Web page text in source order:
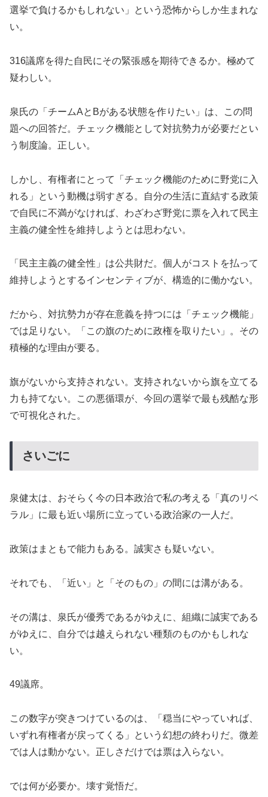
選挙で負けるかもしれない」という恐怖からしか生まれな
い。
316議席を得た自民にその緊張感を期待できるか。極めて
疑わしい。
泉氏の「チームAとBがある状態を作りたい」は、この問
題への回答だ。チェック機能として対抗勢力が必要だとい
う制度論。正しい。
しかし、有権者にとって「チェック機能のために野党に入
れる」という動機は弱すぎる。自分の生活に直結する政策
で自民に不満がなければ、わざわざ野党に票を入れて民主
主義の健全性を維持しようとは思わない。
「民主主義の健全性」は公共財だ。個人がコストを払って
維持しようとするインセンティブが、構造的に働かない。
だから、対抗勢力が存在意義を持つには「チェック機能」
では足りない。「この旗のために政権を取りたい」。その
積極的な理由が要る。
旗がないから支持されない。支持されないから旗を立てる
力も持てない。この悪循環が、今回の選挙で最も残酷な形
で可視化された。
さいごに
泉健太は、おそらく今の日本政治で私の考える「真のリベ
ラル」に最も近い場所に立っている政治家の一人だ。
政策はまともで能力もある。誠実さも疑いない。
それでも、「近い」と「そのもの」の間には溝がある。
その溝は、泉氏が優秀であるがゆえに、組織に誠実である
がゆえに、自分では越えられない種類のものかもしれな
い。
49議席。
この数字が突きつけているのは、「穏当にやっていれば、
いずれ有権者が戻ってくる」という幻想の終わりだ。微差
では人は動かない。正しさだけでは票は入らない。
では何が必要か。壊す覚悟だ。